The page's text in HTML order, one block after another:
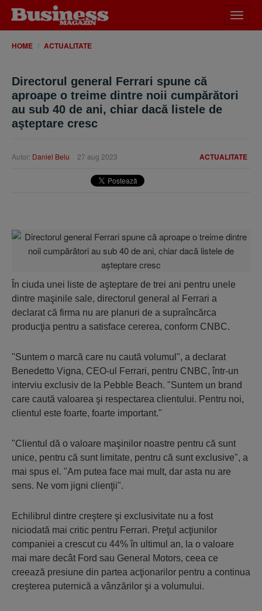
meniu
HOME ACTUALITATE
Directorul general Ferrari spune că
aproape o treime dintre noii cumpărători
au sub 40 de ani, chiar dacă listele de
aşteptare cresc
ACTUALITATE
Autor: Daniel Belu 27 aug 2023
În ciuda unei liste de aşteptare de trei ani pentru unele
dintre maşinile sale, directorul general al Ferrari a
declarat că firma nu are planuri de a supraîncărca
producţia pentru a satisface cererea, conform CNBC.
"Suntem o marcă care nu caută volumul", a declarat
Benedetto Vigna, CEO-ul Ferrari, pentru CNBC, într-un
interviu exclusiv de la Pebble Beach. "Suntem un brand
care caută valoarea şi respectarea clientului. Pentru noi,
clientul este foarte, foarte important."
"Clientul dă o valoare maşinilor noastre pentru că sunt
unice, pentru că sunt limitate, pentru că sunt exclusive", a
mai spus el. "Am putea face mai mult, dar asta nu are
sens. Ne vom jigni clienţii".
Echilibrul dintre creştere şi exclusivitate nu a fost
niciodată mai critic pentru Ferrari. Preţul acţiunilor
companiei a crescut cu 44% în ultimul an, la o valoare
mai mare decât Ford sau General Motors, ceea ce
creează presiune din partea acţionarilor pentru a continua
creşterea puternică a vânzărilor şi a volumului.